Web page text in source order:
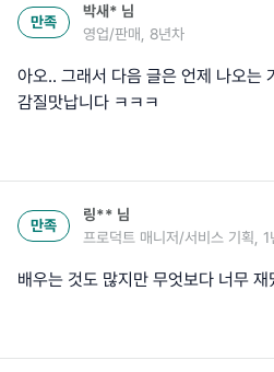
만족
박새* 님
영업/판매, 8년차
아오.. 그래서 다음 글은 언제 나오는
감질맛납니다 ㅋㅋㅋ
만족
링** 님
프로덕트 매니저/서비스 기획, 1
배우는 것도 많지만 무엇보다 너무